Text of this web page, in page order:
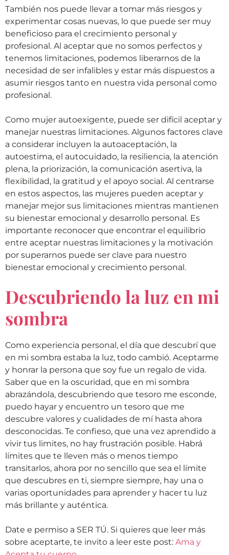
También nos puede llevar a tomar más riesgos y
experimentar cosas nuevas, lo que puede ser muy
beneficioso para el crecimiento personal y
profesional. Al aceptar que no somos perfectos y
tenemos limitaciones, podemos liberarnos de la
necesidad de ser infalibles y estar más dispuestos a
asumir riesgos tanto en nuestra vida personal como
profesional.
Como mujer autoexigente, puede ser difícil aceptar y
manejar nuestras limitaciones. Algunos factores clave
a considerar incluyen la autoaceptación, la
autoestima, el autocuidado, la resiliencia, la atención
plena, la priorización, la comunicación asertiva, la
flexibilidad, la gratitud y el apoyo social. Al centrarse
en estos aspectos, las mujeres pueden aceptar y
manejar mejor sus limitaciones mientras mantienen
su bienestar emocional y desarrollo personal. Es
importante reconocer que encontrar el equilibrio
entre aceptar nuestras limitaciones y la motivación
por superarnos puede ser clave para nuestro
bienestar emocional y crecimiento personal.
Descubriendo la luz en mi
sombra
Como experiencia personal, el día que descubrí que
en mi sombra estaba la luz, todo cambió. Aceptarme
y honrar la persona que soy fue un regalo de vida.
Saber que en la oscuridad, que en mi sombra
abrazándola, descubriendo que tesoro me esconde,
puedo hayar y encuentro un tesoro que me
descubre valores y cualidades de mí hasta ahora
desconocidas. Te confieso, que una vez aprendido a
vivir tus limites, no hay frustración posible. Habrá
límites que te lleven más o menos tiempo
transitarlos, ahora por no sencillo que sea el límite
que descubres en ti, siempre siempre, hay una o
varias oportunidades para aprender y hacer tu luz
más brillante y auténtica.
Date e permiso a SER TÚ. Si quieres que leer más
sobre aceptarte, te invito a leer este post: Ama y